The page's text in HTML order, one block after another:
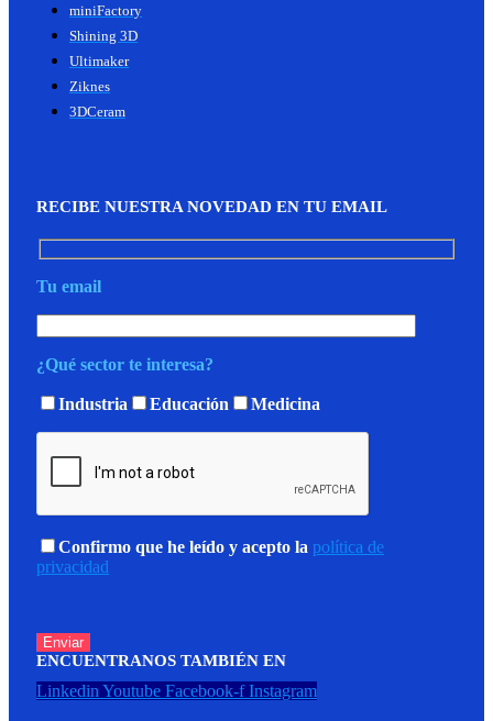
miniFactory
Shining 3D
Ultimaker
Ziknes
3DCeram
RECIBE NUESTRA NOVEDAD EN TU EMAIL
Tu email
¿Qué sector te interesa?
Industria Educación Medicina
Confirmo que he leído y acepto la política de
privacidad
ENCUENTRANOS TAMBIÉN EN
Linkedin Youtube Facebook-f Instagram